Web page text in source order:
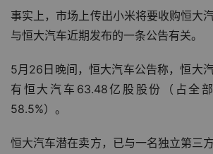
事实上，市场上传出小米将要收购恒大
与恒大汽车近期发布的一条公告有关。
5月26日晚间，恒大汽车公告称，恒大
有恒大汽车63.48亿股股份（占全
58.5%）。
恒大汽车潜在卖方，已与一名独立第三